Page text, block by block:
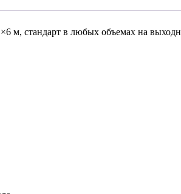
м, стандарт в любых объемах на